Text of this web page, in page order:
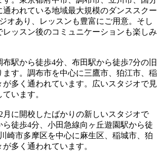
われている地域最大規模のダンススクー
オあり、レッスンも豊富にご用意。そし
ッスン後のコミュニケーションも楽しみ
駅から徒歩4分、布田駅から徒歩7分の旧
ます。調布市を中心に三鷹市、狛江市、稲
多く通われています。広いスタジオで見
います。
月に開校したばかりの新しいスタジオで
徒歩4分、小田急線向ヶ丘遊園駅から徒
崎市多摩区を中心に麻生区、稲城市、狛
多く通われています。